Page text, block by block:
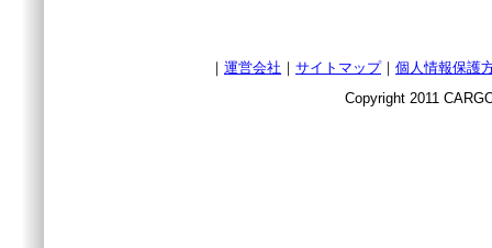
｜ 運営会社 ｜ サイトマップ｜ 個人情報保護
Copyright 2011